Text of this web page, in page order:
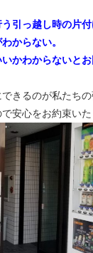
引っ越し時の片
からない。
かわからないと
きるのが私たち
安心をお約束いた